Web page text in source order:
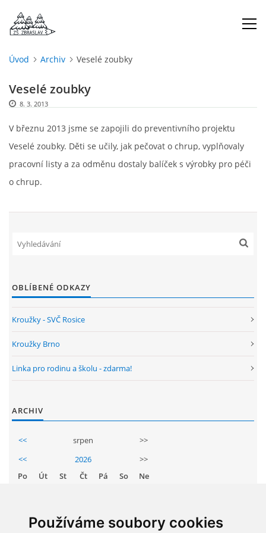
Používáme soubory cookies
O NÁS
ŠKOLNÍ ROK
DOKUMENTY
ENVIRONMENTÁLNÍ VÝCHOVA
FOTOALBUM
KROUŽKY
Úvod Archiv Veselé zoubky
Veselé zoubky
8. 3. 2013
V březnu 2013 jsme se zapojili do preventivního projektu
Veselé zoubky. Děti se učily, jak pečovat o chrup, vyplňovaly
pracovní listy a za odměnu dostaly balíček s výrobky pro péči
o chrup.
OBLÍBENÉ ODKAZY
Kroužky - SVČ Rosice
Kroužky Brno
Linka pro rodinu a školu - zdarma!
ARCHIV
<< srpen
>>
<<
2026
>>
Po
Út St Čt Pá So
Ne
11 12 13 14 15 16